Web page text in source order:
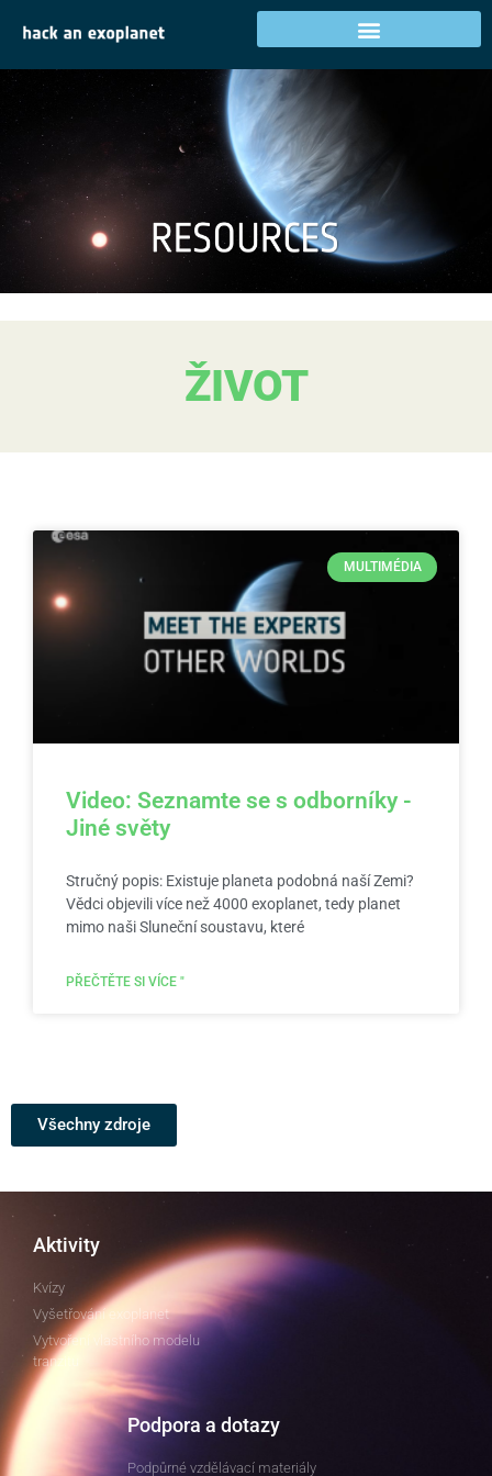
ŽIVOT
MULTIMÉDIA
Video: Seznamte se s odborníky -
Jiné světy
Stručný popis: Existuje planeta podobná naší Zemi?
Vědci objevili více než 4000 exoplanet, tedy planet
mimo naši Sluneční soustavu, které
PŘEČTĚTE SI VÍCE "
Všechny zdroje
Aktivity
Kvízy
Vyšetřování exoplanet
Vytvoření vlastního modelu
tranzitu
Podpora a dotazy
Podpůrné vzdělávací materiály